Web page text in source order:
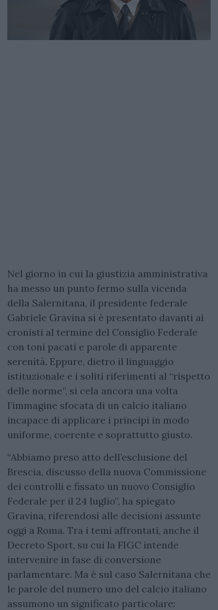
Nel giorno in cui la giustizia amministrativa
ha messo un punto fermo sulla vicenda
della Salernitana, il presidente federale
Gabriele Gravina si è presentato davanti ai
cronisti al termine del Consiglio Federale
con toni pacati e parole di apparente
serenità. Eppure, dietro il linguaggio
istituzionale e i soliti riferimenti al “rispetto
delle norme”, si cela ancora una volta
l’immagine sfocata di un calcio italiano
incapace di applicare i principi in modo
uniforme, coerente e soprattutto giusto.
“Abbiamo preso atto dell’esclusione del
Brescia, discusso della nuova Commissione
dei controlli e fissato un nuovo Consiglio
Federale per il 24 luglio”, ha spiegato
Gravina, riferendosi alle decisioni assunte
oggi a Roma. Tra i temi affrontati, anche il
Decreto Sport, su cui la FIGC intende
intervenire in fase di conversione
parlamentare. Ma è sul caso Salernitana che
le parole del numero uno del calcio italiano
assumono un significato particolare: